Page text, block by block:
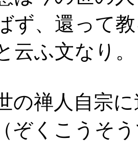
ず、還って
云ふ文なり。
の禅人自宗
（ぞくこうそ